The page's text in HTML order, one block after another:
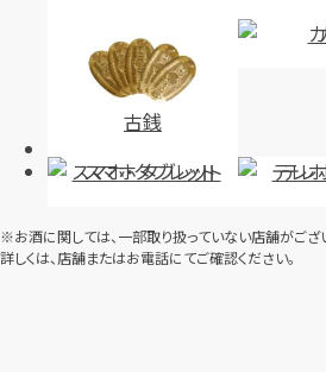
古銭
スマホ・タブレット テレ
※お酒に関しては、一部取り扱っていない店舗がござ
詳しくは、店舗またはお電話にてご確認ください。